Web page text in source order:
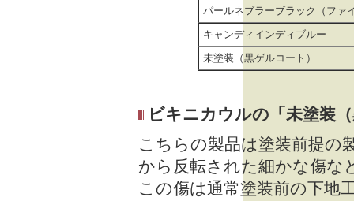
パールネブラーブラック（ファ
キャンディインディブルー
未塗装（黒ゲルコート）
ビキニカウルの「未塗装
こちらの製品は塗装前提の
から反転された細かな傷な
この傷は通常塗装前の下地